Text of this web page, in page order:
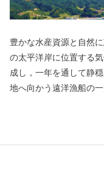
豊かな水産資源と自然に恵ま
の太平洋岸に位置する
成し，一年を通して静
地へ向かう遠洋漁船の
ロ類のほか，三陸沖で